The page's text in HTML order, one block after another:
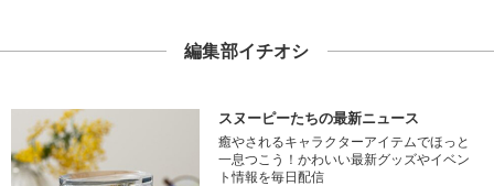
編集部イチオシ
スヌーピーたちの最新ニュース
癒やされるキャラクターアイテムでほっと
一息つこう！かわいい最新グッズやイベン
ト情報を毎日配信